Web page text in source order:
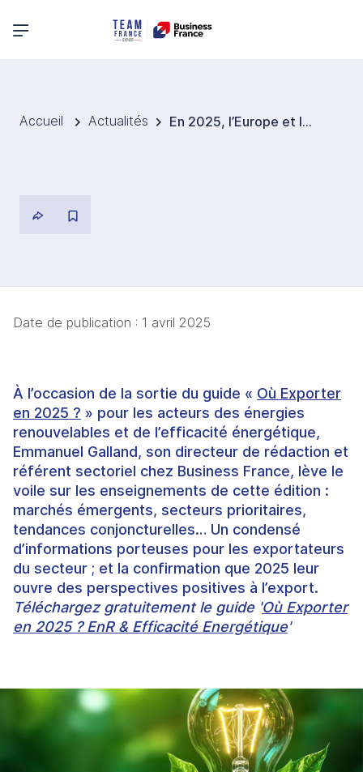
Menu principal
Accueil Actualités En 2025, l’Europe et le Maghreb restent les destinations numéro un pour exporter dans le secteur EnR et efficacité énergétique
Date de publication : 1 avril 2025
À l’occasion de la sortie du guide « Où Exporter
en 2025 ? » pour les acteurs des énergies
renouvelables et de l’efficacité énergétique,
Emmanuel Galland, son directeur de rédaction et
référent sectoriel chez Business France, lève le
voile sur les enseignements de cette édition :
marchés émergents, secteurs prioritaires,
tendances conjoncturelles… Un condensé
d’informations porteuses pour les exportateurs
du secteur ; et la confirmation que 2025 leur
ouvre des perspectives positives à l’export.
Téléchargez gratuitement le guide 'Où Exporter
en 2025 ? EnR & Efficacité Energétique'